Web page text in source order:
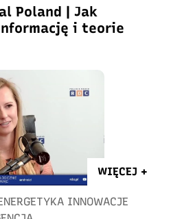
Poland | Jak
i teorie
WIĘCEJ +
INNOWACJE